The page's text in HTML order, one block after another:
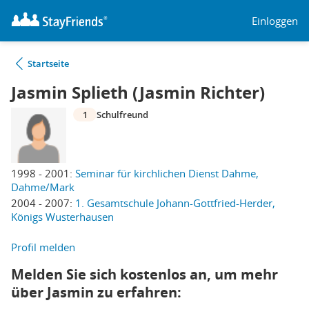
Einloggen
Startseite
Jasmin Splieth (Jasmin Richter)
1998 - 2001: Seminar für kirchlichen Dienst Dahme,
Dahme/Mark
2004 - 2007: 1. Gesamtschule Johann-Gottfried-Herder,
Königs Wusterhausen
1 Schulfreund
Profil melden
Melden Sie sich kostenlos an, um mehr
über Jasmin zu erfahren: